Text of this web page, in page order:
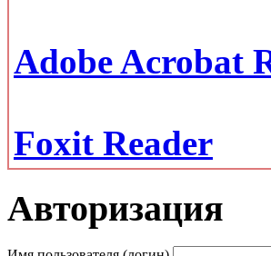
Adobe Acrobat
Foxit Reader
Авторизация